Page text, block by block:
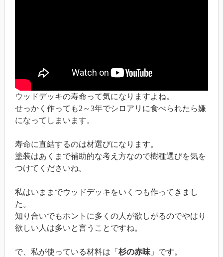
ウッドデッキの寿命って気になりますよね。
せっかく作っても2～3年でシロアリに食べられたら嫌
になってしまいます。
寿命に直結するのは材選びになります。
塗装はあくまで補助的な考え方なので樹種選びを気を
つけてくださいね。
私はいままでウッドデッキをいくつも作ってきまし
た。
知り合いでもホントに多くの人が欲しがるのでやはり
欲しい人は多いと言うことですね。
で、私が使っている材料は「 杉の赤味」です。